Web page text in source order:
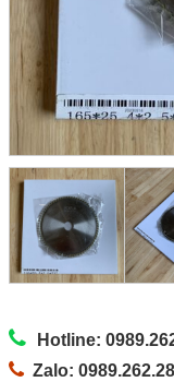
Hotline:
Zalo: